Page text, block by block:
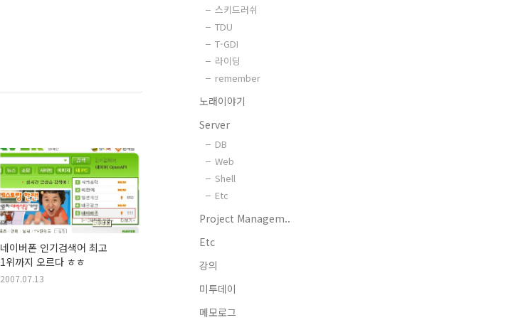
네이버폰 인기검색어 최고
1위까지 오르다 ㅎㅎ
2007.07.13
스키드러쉬
TDU
T-GDI
라이딩
remember
노래이야기
Server
DB
Web
Shell
Etc
Project Managem..
Etc
강의
미투데이
메모로그